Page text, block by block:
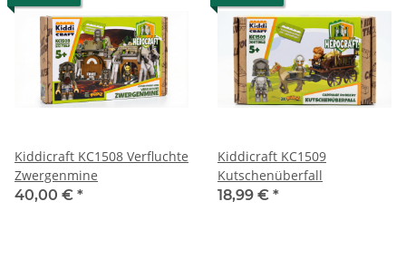
Kiddicraft KC1508 Verfluchte
Zwergenmine
40,00 € *
Kiddicraft KC1509
Kutschenüberfall
18,99 € *